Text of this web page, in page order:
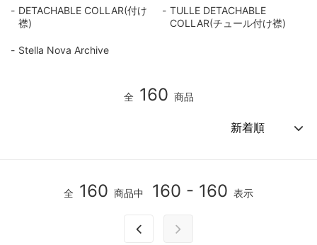
DETACHABLE COLLAR(付け
襟)
TULLE DETACHABLE
COLLAR(チュール付け襟)
Stella Nova Archive
全 160 商品
全 160 商品中 160 - 160 表示